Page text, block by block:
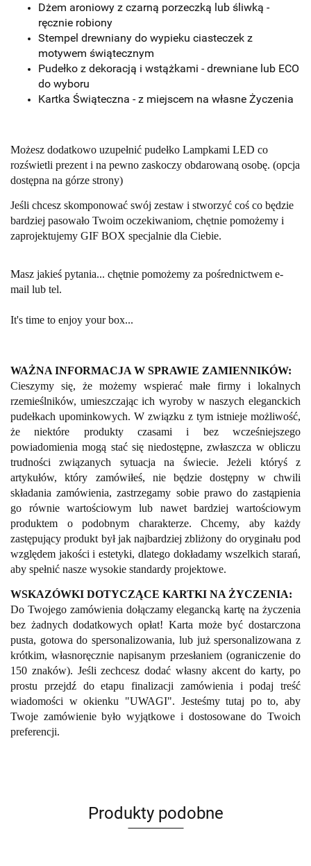
Dżem aroniowy z czarną porzeczką lub śliwką -
ręcznie robiony
Stempel drewniany do wypieku ciasteczek z
motywem świątecznym
Pudełko z dekoracją i wstążkami - drewniane lub ECO
do wyboru
Kartka Świąteczna - z miejscem na własne Życzenia
Możesz dodatkowo uzupełnić pudełko Lampkami LED co
rozświetli prezent i na pewno zaskoczy obdarowaną osobę. (opcja
dostępna na górze strony)
Jeśli chcesz skomponować swój zestaw i stworzyć coś co będzie
bardziej pasowało Twoim oczekiwaniom, chętnie pomożemy i
zaprojektujemy GIF BOX specjalnie dla Ciebie.
Masz jakieś pytania... chętnie pomożemy za pośrednictwem e-
mail lub tel.
It's time to enjoy your box...
WAŻNA INFORMACJA W SPRAWIE ZAMIENNIKÓW:
Cieszymy się, że możemy wspierać małe firmy i lokalnych
rzemieślników, umieszczając ich wyroby w naszych eleganckich
pudełkach upominkowych. W związku z tym istnieje możliwość,
że niektóre produkty czasami i bez wcześniejszego
powiadomienia mogą stać się niedostępne, zwłaszcza w obliczu
trudności związanych sytuacja na świecie. Jeżeli któryś z
artykułów, który zamówiłeś, nie będzie dostępny w chwili
składania zamówienia, zastrzegamy sobie prawo do zastąpienia
go równie wartościowym lub nawet bardziej wartościowym
produktem o podobnym charakterze. Chcemy, aby każdy
zastępujący produkt był jak najbardziej zbliżony do oryginału pod
względem jakości i estetyki, dlatego dokładamy wszelkich starań,
aby spełnić nasze wysokie standardy projektowe.
WSKAZÓWKI DOTYCZĄCE KARTKI NA ŻYCZENIA:
Do Twojego zamówienia dołączamy elegancką kartę na życzenia
bez żadnych dodatkowych opłat! Karta może być dostarczona
pusta, gotowa do spersonalizowania, lub już spersonalizowana z
krótkim, własnoręcznie napisanym przesłaniem (ograniczenie do
150 znaków). Jeśli zechcesz dodać własny akcent do karty, po
prostu przejdź do etapu finalizacji zamówienia i podaj treść
wiadomości w okienku "UWAGI". Jesteśmy tutaj po to, aby
Twoje zamówienie było wyjątkowe i dostosowane do Twoich
preferencji.
Produkty podobne